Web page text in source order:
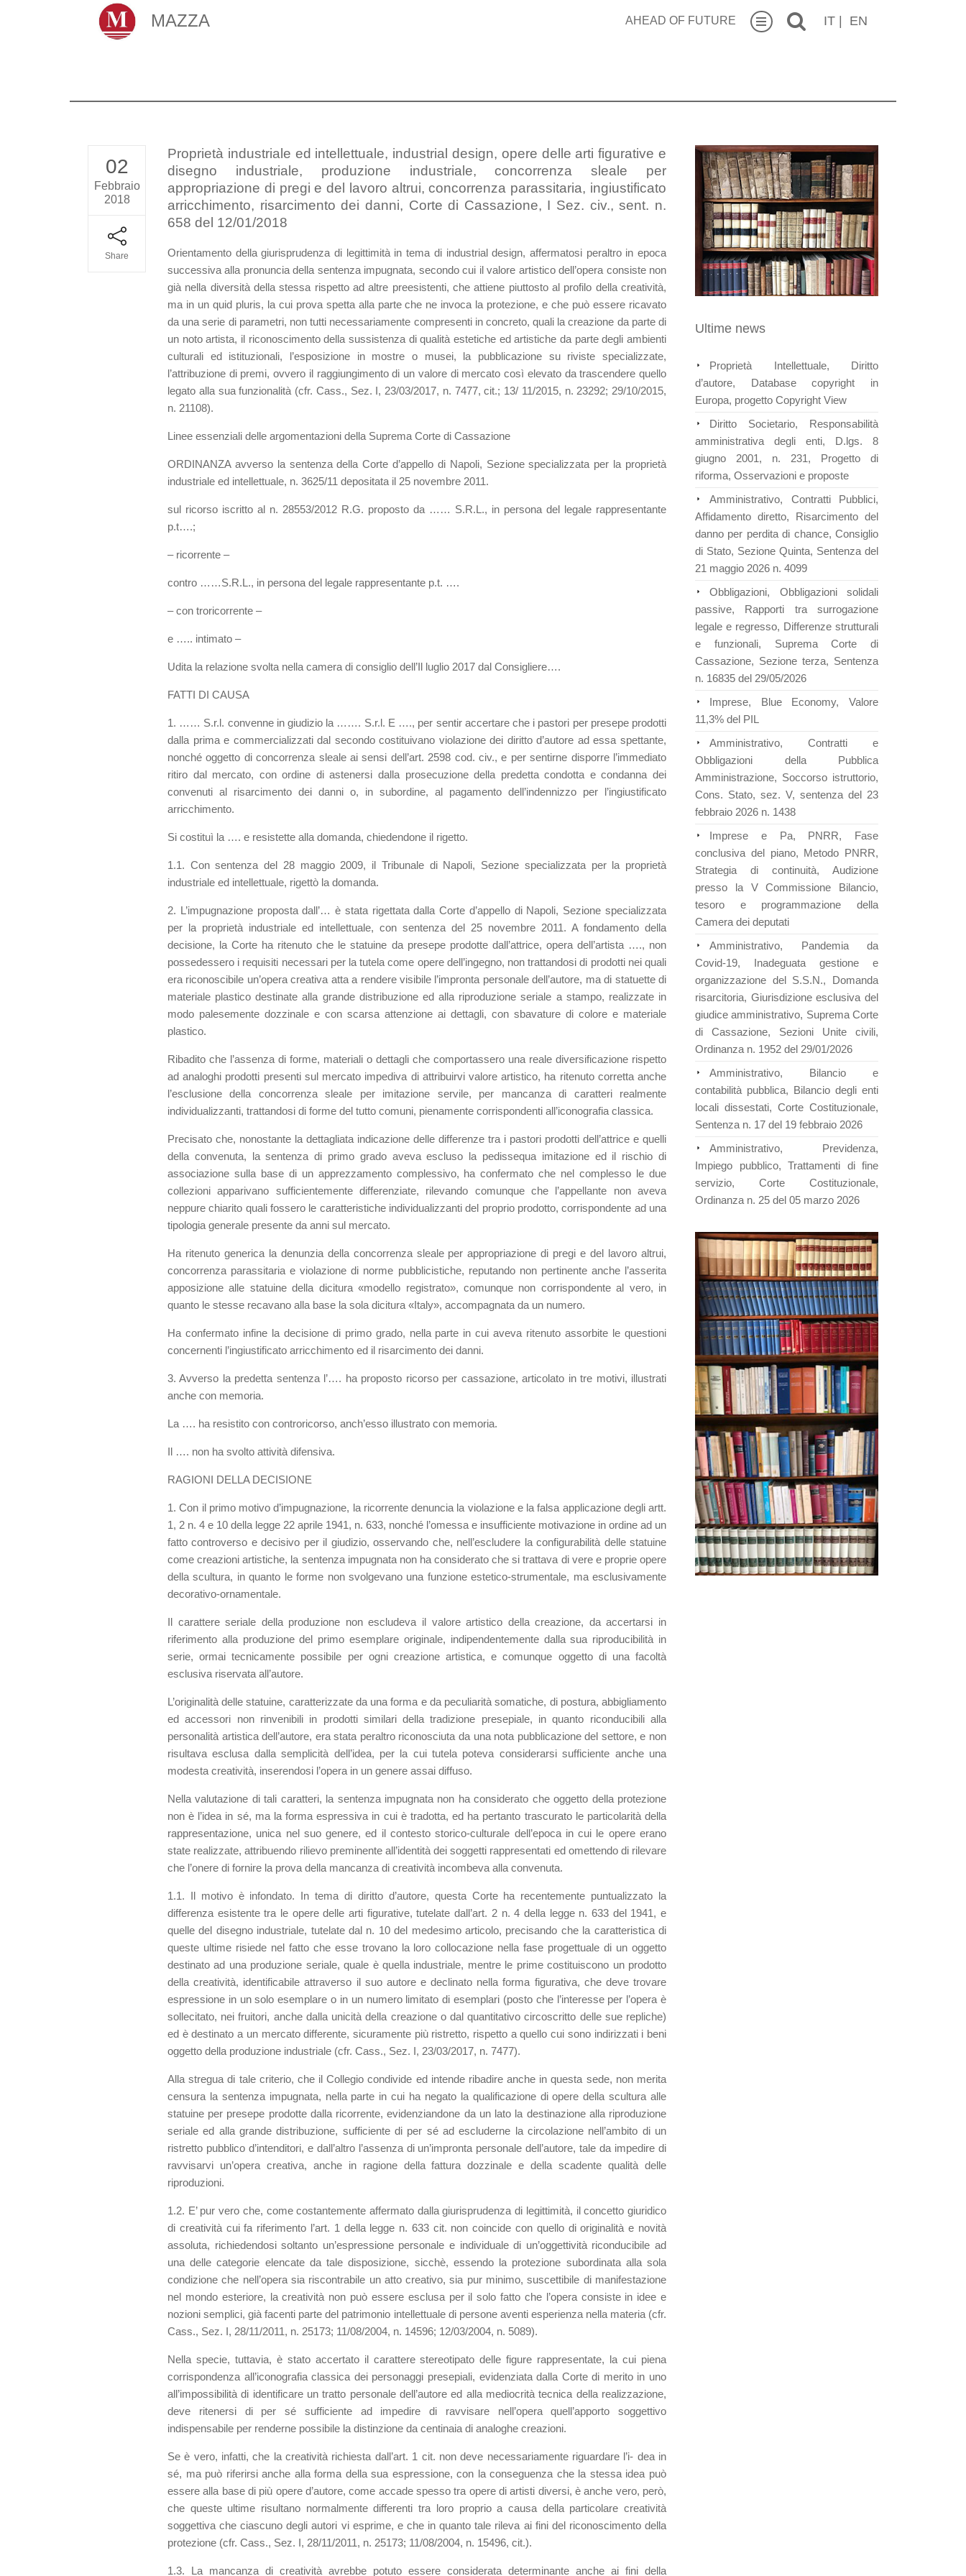
MAZZA AHEAD OF FUTURE IT | EN
02
Febbraio
2018
Share
Proprietà industriale ed intellettuale, industrial design, opere delle arti figurative e
disegno industriale, produzione industriale, concorrenza sleale per
appropriazione di pregi e del lavoro altrui, concorrenza parassitaria, ingiustificato
arricchimento, risarcimento dei danni, Corte di Cassazione, I Sez. civ., sent. n.
658 del 12/01/2018
Orientamento della giurisprudenza di legittimità in tema di industrial design, affermatosi peraltro in epoca
successiva alla pronuncia della sentenza impugnata, secondo cui il valore artistico dell’opera consiste non
già nella diversità della stessa rispetto ad altre preesistenti, che attiene piuttosto al profilo della creatività,
ma in un quid pluris, la cui prova spetta alla parte che ne invoca la protezione, e che può essere ricavato
da una serie di parametri, non tutti necessariamente compresenti in concreto, quali la creazione da parte di
un noto artista, il riconoscimento della sussistenza di qualità estetiche ed artistiche da parte degli ambienti
culturali ed istituzionali, l’esposizione in mostre o musei, la pubblicazione su riviste specializzate,
l’attribuzione di premi, ovvero il raggiungimento di un valore di mercato così elevato da trascendere quello
legato alla sua funzionalità (cfr. Cass., Sez. I, 23/03/2017, n. 7477, cit.; 13/ 11/2015, n. 23292; 29/10/2015,
n. 21108).
Linee essenziali delle argomentazioni della Suprema Corte di Cassazione
ORDINANZA avverso la sentenza della Corte d’appello di Napoli, Sezione specializzata per la proprietà
industriale ed intellettuale, n. 3625/11 depositata il 25 novembre 2011.
sul ricorso iscritto al n. 28553/2012 R.G. proposto da …… S.R.L., in persona del legale rappresentante
p.t….;
– ricorrente –
contro ……S.R.L., in persona del legale rappresentante p.t. ….
– con troricorrente –
e ….. intimato –
Udita la relazione svolta nella camera di consiglio dell’Il luglio 2017 dal Consigliere….
FATTI DI CAUSA
1. …… S.r.l. convenne in giudizio la ……. S.r.l. E …., per sentir accertare che i pastori per presepe prodotti
dalla prima e commercializzati dal secondo costituivano violazione dei diritto d’autore ad essa spettante,
nonché oggetto di concorrenza sleale ai sensi dell’art. 2598 cod. civ., e per sentirne disporre l’immediato
ritiro dal mercato, con ordine di astenersi dalla prosecuzione della predetta condotta e condanna dei
convenuti al risarcimento dei danni o, in subordine, al pagamento dell’indennizzo per l’ingiustificato
arricchimento.
Si costituì la …. e resistette alla domanda, chiedendone il rigetto.
1.1. Con sentenza del 28 maggio 2009, il Tribunale di Napoli, Sezione specializzata per la proprietà
industriale ed intellettuale, rigettò la domanda.
2. L’impugnazione proposta dall’… è stata rigettata dalla Corte d’appello di Napoli, Sezione specializzata
per la proprietà industriale ed intellettuale, con sentenza del 25 novembre 2011. A fondamento della
decisione, la Corte ha ritenuto che le statuine da presepe prodotte dall’attrice, opera dell’artista …., non
possedessero i requisiti necessari per la tutela come opere dell’ingegno, non trattandosi di prodotti nei quali
era riconoscibile un’opera creativa atta a rendere visibile l’impronta personale dell’autore, ma di statuette di
materiale plastico destinate alla grande distribuzione ed alla riproduzione seriale a stampo, realizzate in
modo palesemente dozzinale e con scarsa attenzione ai dettagli, con sbavature di colore e materiale
plastico.
Ribadito che l’assenza di forme, materiali o dettagli che comportassero una reale diversificazione rispetto
ad analoghi prodotti presenti sul mercato impediva di attribuirvi valore artistico, ha ritenuto corretta anche
l’esclusione della concorrenza sleale per imitazione servile, per mancanza di caratteri realmente
individualizzanti, trattandosi di forme del tutto comuni, pienamente corrispondenti all’iconografia classica.
Precisato che, nonostante la dettagliata indicazione delle differenze tra i pastori prodotti dell’attrice e quelli
della convenuta, la sentenza di primo grado aveva escluso la pedissequa imitazione ed il rischio di
associazione sulla base di un apprezzamento complessivo, ha confermato che nel complesso le due
collezioni apparivano sufficientemente differenziate, rilevando comunque che l’appellante non aveva
neppure chiarito quali fossero le caratteristiche individualizzanti del proprio prodotto, corrispondente ad una
tipologia generale presente da anni sul mercato.
Ha ritenuto generica la denunzia della concorrenza sleale per appropriazione di pregi e del lavoro altrui,
concorrenza parassitaria e violazione di norme pubblicistiche, reputando non pertinente anche l’asserita
apposizione alle statuine della dicitura «modello registrato», comunque non corrispondente al vero, in
quanto le stesse recavano alla base la sola dicitura «Italy», accompagnata da un numero.
Ha confermato infine la decisione di primo grado, nella parte in cui aveva ritenuto assorbite le questioni
concernenti l’ingiustificato arricchimento ed il risarcimento dei danni.
3. Avverso la predetta sentenza l’…. ha proposto ricorso per cassazione, articolato in tre motivi, illustrati
anche con memoria.
La …. ha resistito con controricorso, anch’esso illustrato con memoria.
Il …. non ha svolto attività difensiva.
RAGIONI DELLA DECISIONE
1. Con il primo motivo d’impugnazione, la ricorrente denuncia la violazione e la falsa applicazione degli artt.
1, 2 n. 4 e 10 della legge 22 aprile 1941, n. 633, nonché l’omessa e insufficiente motivazione in ordine ad un
fatto controverso e decisivo per il giudizio, osservando che, nell’escludere la configurabilità delle statuine
come creazioni artistiche, la sentenza impugnata non ha considerato che si trattava di vere e proprie opere
della scultura, in quanto le forme non svolgevano una funzione estetico-strumentale, ma esclusivamente
decorativo-ornamentale.
Il carattere seriale della produzione non escludeva il valore artistico della creazione, da accertarsi in
riferimento alla produzione del primo esemplare originale, indipendentemente dalla sua riproducibilità in
serie, ormai tecnicamente possibile per ogni creazione artistica, e comunque oggetto di una facoltà
esclusiva riservata all’autore.
L’originalità delle statuine, caratterizzate da una forma e da peculiarità somatiche, di postura, abbigliamento
ed accessori non rinvenibili in prodotti similari della tradizione presepiale, in quanto riconducibili alla
personalità artistica dell’autore, era stata peraltro riconosciuta da una nota pubblicazione del settore, e non
risultava esclusa dalla semplicità dell’idea, per la cui tutela poteva considerarsi sufficiente anche una
modesta creatività, inserendosi l’opera in un genere assai diffuso.
Nella valutazione di tali caratteri, la sentenza impugnata non ha considerato che oggetto della protezione
non è l’idea in sé, ma la forma espressiva in cui è tradotta, ed ha pertanto trascurato le particolarità della
rappresentazione, unica nel suo genere, ed il contesto storico-culturale dell’epoca in cui le opere erano
state realizzate, attribuendo rilievo preminente all’identità dei soggetti rappresentati ed omettendo di rilevare
che l’onere di fornire la prova della mancanza di creatività incombeva alla convenuta.
1.1. Il motivo è infondato. In tema di diritto d’autore, questa Corte ha recentemente puntualizzato la
differenza esistente tra le opere delle arti figurative, tutelate dall’art. 2 n. 4 della legge n. 633 del 1941, e
quelle del disegno industriale, tutelate dal n. 10 del medesimo articolo, precisando che la caratteristica di
queste ultime risiede nel fatto che esse trovano la loro collocazione nella fase progettuale di un oggetto
destinato ad una produzione seriale, quale è quella industriale, mentre le prime costituiscono un prodotto
della creatività, identificabile attraverso il suo autore e declinato nella forma figurativa, che deve trovare
espressione in un solo esemplare o in un numero limitato di esemplari (posto che l’interesse per l’opera è
sollecitato, nei fruitori, anche dalla unicità della creazione o dal quantitativo circoscritto delle sue repliche)
ed è destinato a un mercato differente, sicuramente più ristretto, rispetto a quello cui sono indirizzati i beni
oggetto della produzione industriale (cfr. Cass., Sez. I, 23/03/2017, n. 7477).
Alla stregua di tale criterio, che il Collegio condivide ed intende ribadire anche in questa sede, non merita
censura la sentenza impugnata, nella parte in cui ha negato la qualificazione di opere della scultura alle
statuine per presepe prodotte dalla ricorrente, evidenziandone da un lato la destinazione alla riproduzione
seriale ed alla grande distribuzione, sufficiente di per sé ad escluderne la circolazione nell’ambito di un
ristretto pubblico d’intenditori, e dall’altro l’assenza di un’impronta personale dell’autore, tale da impedire di
ravvisarvi un’opera creativa, anche in ragione della fattura dozzinale e della scadente qualità delle
riproduzioni.
1.2. E’ pur vero che, come costantemente affermato dalla giurisprudenza di legittimità, il concetto giuridico
di creatività cui fa riferimento l’art. 1 della legge n. 633 cit. non coincide con quello di originalità e novità
assoluta, richiedendosi soltanto un’espressione personale e individuale di un’oggettività riconducibile ad
una delle categorie elencate da tale disposizione, sicchè, essendo la protezione subordinata alla sola
condizione che nell’opera sia riscontrabile un atto creativo, sia pur minimo, suscettibile di manifestazione
nel mondo esteriore, la creatività non può essere esclusa per il solo fatto che l’opera consiste in idee e
nozioni semplici, già facenti parte del patrimonio intellettuale di persone aventi esperienza nella materia (cfr.
Cass., Sez. I, 28/11/2011, n. 25173; 11/08/2004, n. 14596; 12/03/2004, n. 5089).
Nella specie, tuttavia, è stato accertato il carattere stereotipato delle figure rappresentate, la cui piena
corrispondenza all’iconografia classica dei personaggi presepiali, evidenziata dalla Corte di merito in uno
all’impossibilità di identificare un tratto personale dell’autore ed alla mediocrità tecnica della realizzazione,
deve ritenersi di per sé sufficiente ad impedire di ravvisare nell’opera quell’apporto soggettivo
indispensabile per renderne possibile la distinzione da centinaia di analoghe creazioni.
Se è vero, infatti, che la creatività richiesta dall’art. 1 cit. non deve necessariamente riguardare l’i- dea in
sé, ma può riferirsi anche alla forma della sua espressione, con la conseguenza che la stessa idea può
essere alla base di più opere d’autore, come accade spesso tra opere di artisti diversi, è anche vero, però,
che queste ultime risultano normalmente differenti tra loro proprio a causa della particolare creatività
soggettiva che ciascuno degli autori vi esprime, e che in quanto tale rileva ai fini del riconoscimento della
protezione (cfr. Cass., Sez. I, 28/11/2011, n. 25173; 11/08/2004, n. 15496, cit.).
1.3. La mancanza di creatività avrebbe potuto essere considerata determinante anche ai fini della
Ultime news
Proprietà Intellettuale, Diritto
d’autore, Database copyright in
Europa, progetto Copyright View
Diritto Societario, Responsabilità
amministrativa degli enti, D.lgs. 8
giugno 2001, n. 231, Progetto di
riforma, Osservazioni e proposte
Amministrativo, Contratti Pubblici,
Affidamento diretto, Risarcimento del
danno per perdita di chance, Consiglio
di Stato, Sezione Quinta, Sentenza del
21 maggio 2026 n. 4099
Obbligazioni, Obbligazioni solidali
passive, Rapporti tra surrogazione
legale e regresso, Differenze strutturali
e funzionali, Suprema Corte di
Cassazione, Sezione terza, Sentenza
n. 16835 del 29/05/2026
Imprese, Blue Economy, Valore
11,3% del PIL
Amministrativo, Contratti e
Obbligazioni della Pubblica
Amministrazione, Soccorso istruttorio,
Cons. Stato, sez. V, sentenza del 23
febbraio 2026 n. 1438
Imprese e Pa, PNRR, Fase
conclusiva del piano, Metodo PNRR,
Strategia di continuità, Audizione
presso la V Commissione Bilancio,
tesoro e programmazione della
Camera dei deputati
Amministrativo, Pandemia da
Covid-19, Inadeguata gestione e
organizzazione del S.S.N., Domanda
risarcitoria, Giurisdizione esclusiva del
giudice amministrativo, Suprema Corte
di Cassazione, Sezioni Unite civili,
Ordinanza n. 1952 del 29/01/2026
Amministrativo, Bilancio e
contabilità pubblica, Bilancio degli enti
locali dissestati, Corte Costituzionale,
Sentenza n. 17 del 19 febbraio 2026
Amministrativo, Previdenza,
Impiego pubblico, Trattamenti di fine
servizio, Corte Costituzionale,
Ordinanza n. 25 del 05 marzo 2026